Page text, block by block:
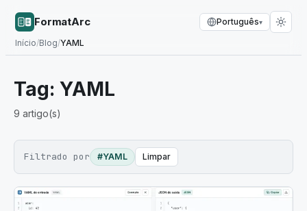
FormatArc
Início/Blog/YAML
Português▾
Tag: YAML
9 artigo(s)
Filtrado por #YAML Limpar